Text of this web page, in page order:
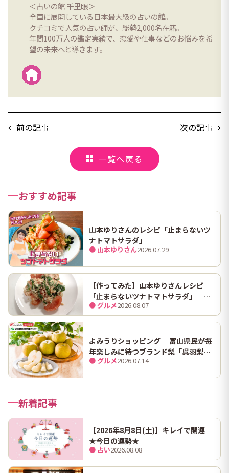
＜占いの館 千里眼＞
全国に展開している日本最大級の占いの館。
クチコミで人気の占い師が、総勢2,000名在籍。
年間100万人の鑑定実績で、恋愛や仕事などのお悩みを希
望の未来へと導きます。
前の記事 次の記事
一覧へ戻る
おすすめ記事
山本ゆりさんのレシピ「止まらないツ
ナトマトサラダ」
● 山本ゆりさん2026.07.29
【作ってみた】山本ゆりさんレシピ
「止まらないツナトマトサラダ」 ホ
ンマにうますぎて止まらん
● グルメ2026.08.07
よみうりショッピング 富山県民が毎
年楽しみに待つブランド梨「呉羽梨
（幸水）」限定100箱を特別販売！
● グルメ2026.07.14
新着記事
【2026年8月8日(土)】キレイで開運
★今日の運勢★
● 占い2026.08.08